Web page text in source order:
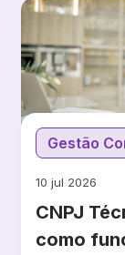
Gestão
10 jul 2026
CNPJ
como